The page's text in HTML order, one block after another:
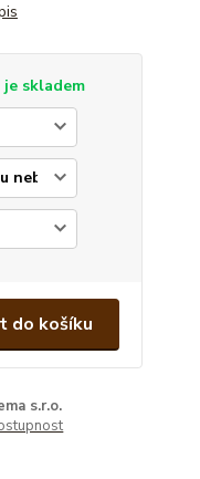
skladem
do košíku
s.r.o.